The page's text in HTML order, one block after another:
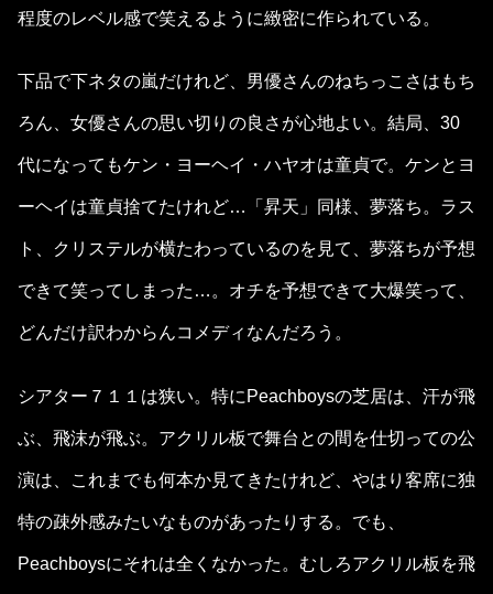
程度のレベル感で笑えるように緻密に作られている。
下品で下ネタの嵐だけれど、男優さんのねちっこさはもち
ろん、女優さんの思い切りの良さが心地よい。結局、30
代になってもケン・ヨーヘイ・ハヤオは童貞で。ケンとヨ
ーヘイは童貞捨てたけれど…「昇天」同様、夢落ち。ラス
ト、クリステルが横たわっているのを見て、夢落ちが予想
できて笑ってしまった…。オチを予想できて大爆笑って、
どんだけ訳わからんコメディなんだろう。
シアター７１１は狭い。特にPeachboysの芝居は、汗が飛
ぶ、飛沫が飛ぶ。アクリル板で舞台との間を仕切っての公
演は、これまでも何本か見てきたけれど、やはり客席に独
特の疎外感みたいなものがあったりする。でも、
Peachboysにそれは全くなかった。むしろアクリル板を飛